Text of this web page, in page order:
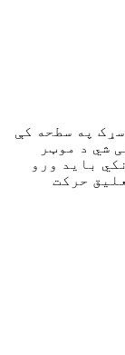
په سطحه کې
شي د موټر
باید ورو
حرکت